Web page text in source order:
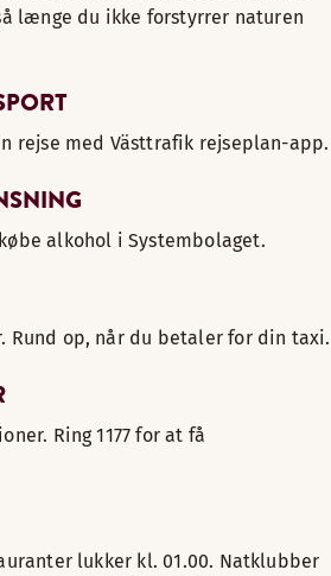
længe du ikke forstyrrer naturen
rejse med Västtrafik rejseplan-app.
alkohol i Systembolaget.
Rund op, når du betaler for din taxi.
Ring 1177 for at få
lukker kl. 01.00. Natklubber